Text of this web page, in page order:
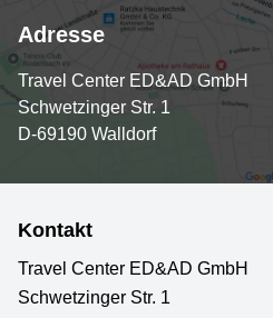
Adresse
Travel Center ED&AD GmbH
Schwetzinger Str. 1
D-69190 Walldorf
Kontakt
Travel Center ED&AD GmbH
Schwetzinger Str. 1